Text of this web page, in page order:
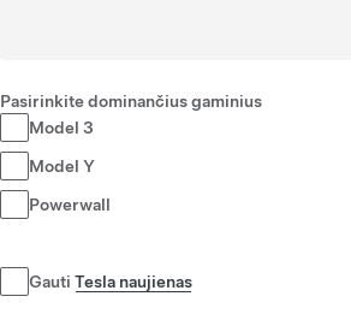
Pasirinkite dominančius gaminius
Model 3
Model Y
Powerwall
Gauti Tesla naujienas